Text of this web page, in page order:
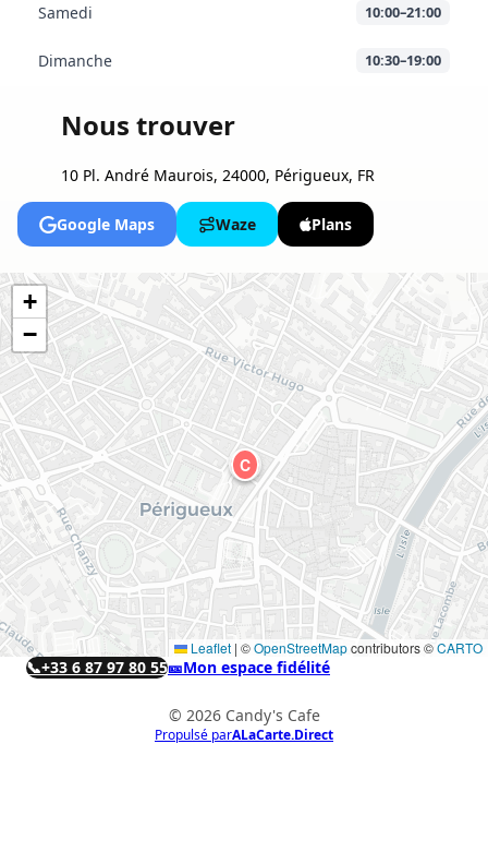
Samedi 10:00–21:00
Dimanche 10:30–19:00
Nous trouver
10 Pl. André Maurois, 24000, Périgueux, FR
Google Maps Waze Plans
C
+
−
Leaflet | ©OpenStreetMapcontributors ©CARTO
📞+33 6 87 97 80 55🎫Mon espace fidélité
© 2026 Candy's Cafe
Propulsé parALaCarte.Direct